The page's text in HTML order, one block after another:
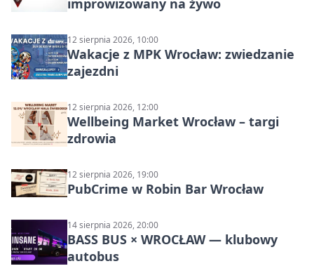
improwizowany na żywo
12 sierpnia 2026, 10:00
Wakacje z MPK Wrocław: zwiedzanie
zajezdni
12 sierpnia 2026, 12:00
Wellbeing Market Wrocław – targi
zdrowia
12 sierpnia 2026, 19:00
PubCrime w Robin Bar Wrocław
14 sierpnia 2026, 20:00
BASS BUS × WROCŁAW — klubowy
autobus